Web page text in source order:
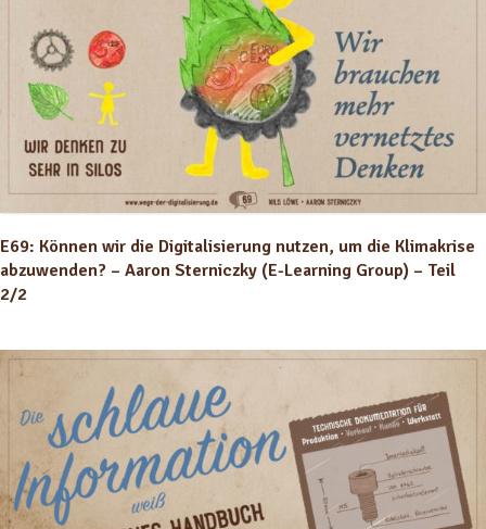
E69: Können wir die Digitalisierung nutzen, um die Klimakrise
abzuwenden? – Aaron Sterniczky (E-Learning Group) – Teil
2/2